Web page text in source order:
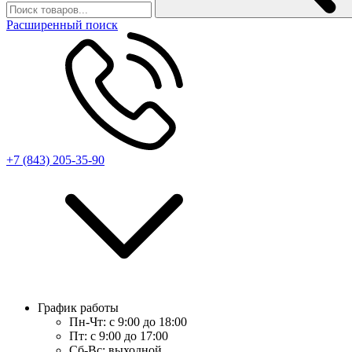
Расширенный поиск
+7 (843) 205-35-90
График работы
Пн-Чт: с 9:00 до 18:00
Пт: с 9:00 до 17:00